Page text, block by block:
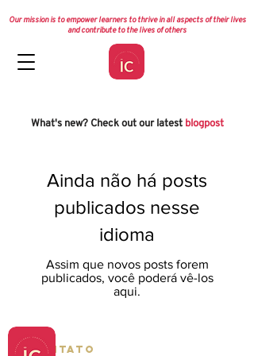
Our mission is to empower learners to thrive in all aspects of their lives
and contribute to the lives of others
What's new? Check out our latest blogpost
Ainda não há posts
publicados nesse
idioma
Assim que novos posts forem
publicados, você poderá vê-los
aqui.
Contato